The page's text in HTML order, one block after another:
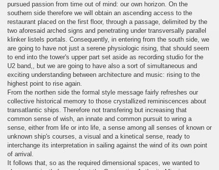
pursued passion from time out of mind: our own horizon. On the
southern side therefore we will obtain an ascending access to the
restaurant placed on the first floor, through a passage, delimited by the
two aforesaid arched signs and penetrating under transversally parallel
klinker listels portals. Consequently, in entering from the south side, we
are going to have not just a serene physiologic rising, that should seem
to end into the tower's upper part set aside as recording studio for the
U2 band,, but we are going to have also a sort of simultaneous and
exciting understanding between architecture and music: rising to the
highest point to rise again.
From the northen side the formal style message fairly refreshes our
collective historical memory to those crystallized reminiscences about
transatlantic ships. Therefore not transfering but increasing that
common sense of wish, an innate and common pursuit to wring a
sense, either from life or into life, a sense among all senses of known or
unknown ship's courses, a visual and a kinetical sense, ready to
interchange its interpretation in sailing against the wind of its own point
of arrival.
It follows that, so as the required dimensional spaces, we wanted to